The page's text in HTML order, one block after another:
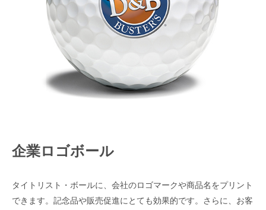
企業ロゴボール
タイトリスト・ボールに、会社のロゴマークや商品名をプリント
できます。記念品や販売促進にとても効果的です。さらに、お客